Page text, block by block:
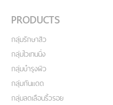
PRODUCTS
กลุ่มรักษาสิว
กลุ่มไวเทนนิ่ง
กลุ่มบำรุงผิว
กลุ่มกันแดด
กลุ่มลดเลือนริ้วรอย